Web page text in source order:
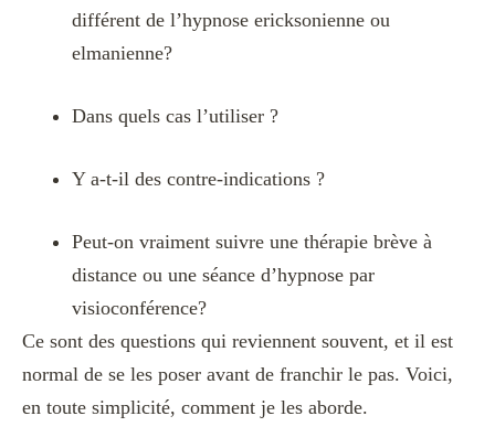
différent de l’hypnose ericksonienne ou
elmanienne?
Dans quels cas l’utiliser ?
Y a-t-il des contre-indications ?
Peut-on vraiment suivre une thérapie brève à
distance ou une séance d’hypnose par
visioconférence?
Ce sont des questions qui reviennent souvent, et il est
normal de se les poser avant de franchir le pas. Voici,
en toute simplicité, comment je les aborde.